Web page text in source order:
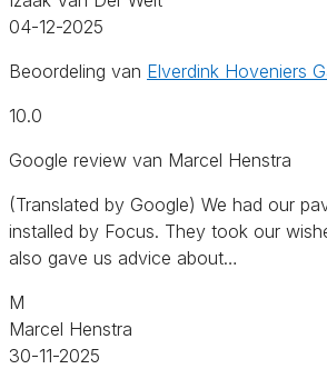
04-12-2025
Beoordeling van Elverdink Hoveniers
10.0
Google review van Marcel Henstra
(Translated by Google) We had our
installed by Focus. They took our
also gave us advice about…
M
Marcel Henstra
30-11-2025